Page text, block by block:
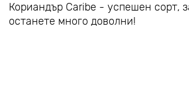
Кориандър Caribe - успешен сорт,
останете много доволни!